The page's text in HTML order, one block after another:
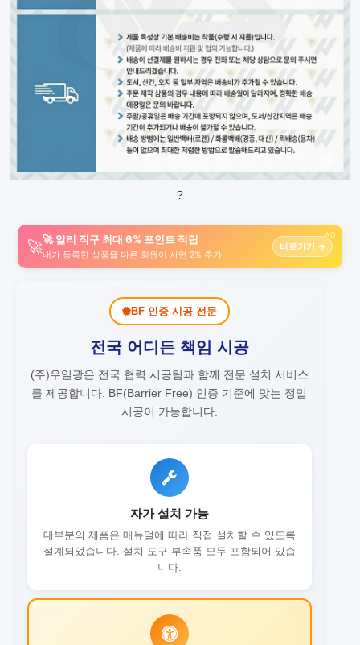
?
AD
🚀🚀 알리 직구 최대 6% 포인트 적립
내가 등록한 상품을 다른 회원이 사면 2% 추가
바로가기 →
BF 인증 시공 전문
전국 어디든 책임 시공
(주)우일광은 전국 협력 시공팀과 함께 전문 설치 서비스
를 제공합니다. BF(Barrier Free) 인증 기준에 맞는 정밀
시공이 가능합니다.
자가 설치 가능
대부분의 제품은 매뉴얼에 따라 직접 설치할 수 있도록
설계되었습니다. 설치 도구·부속품 모두 포함되어 있습
니다.